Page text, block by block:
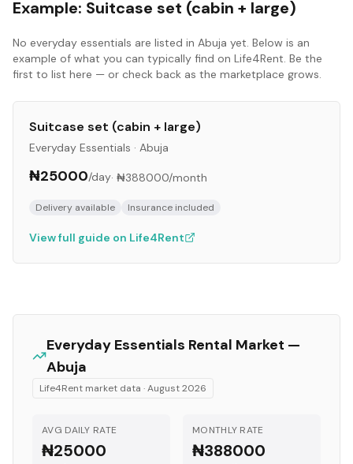
Example: Suitcase set (cabin + large)
No everyday essentials are listed in Abuja yet. Below is an
example of what you can typically find on Life4Rent. Be the
first to list here — or check back as the marketplace grows.
Suitcase set (cabin + large)
Everyday Essentials · Abuja
₦25000/day· ₦388000/month
Delivery available Insurance included
View full guide on Life4Rent
Everyday Essentials Rental Market —
Abuja
Life4Rent market data ·August 2026
AVG DAILY RATE
₦25000
MONTHLY RATE
₦388000